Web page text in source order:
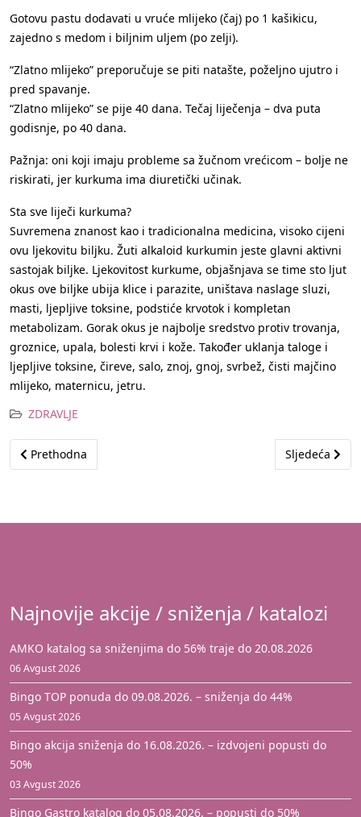
Gotovu pastu dodavati u vruće mlijeko (čaj) po 1 kašikicu,
zajedno s medom i biljnim uljem (po zelji).
“Zlatno mlijeko” preporučuje se piti natašte, poželjno ujutro i
pred spavanje.
“Zlatno mlijeko” se pije 40 dana. Tečaj liječenja – dva puta
godisnje, po 40 dana.
Pažnja: oni koji imaju probleme sa žučnom vrećicom – bolje ne
riskirati, jer kurkuma ima diuretički učinak.
Sta sve liječi kurkuma?
Suvremena znanost kao i tradicionalna medicina, visoko cijeni
ovu ljekovitu biljku. Žuti alkaloid kurkumin jeste glavni aktivni
sastojak biljke. Ljekovitost kurkume, objašnjava se time sto ljut
okus ove biljke ubija klice i parazite, uništava naslage sluzi,
masti, ljepljive toksine, podstiće krvotok i kompletan
metabolizam. Gorak okus je najbolje sredstvo protiv trovanja,
groznice, upala, bolesti krvi i kože. Također uklanja taloge i
ljepljive toksine, čireve, salo, znoj, gnoj, svrbež, čisti majčino
mlijeko, maternicu, jetru.
ZDRAVLJE
Prethodni članak: Sezona je sve bliže: 7 razloga da trešnje
Prethodna Sljedeći
Sljedeća
Najnovije akcije / sniženja / katalozi
AMKO katalog sa sniženjima do 56% traje do 20.08.2026
06 Avgust 2026
Bingo TOP ponuda do 09.08.2026. – sniženja do 44%
05 Avgust 2026
Bingo akcija sniženja do 16.08.2026. – izdvojeni popusti do
50%
03 Avgust 2026
Bingo Gastro katalog do 05.08.2026. – popusti do 50%